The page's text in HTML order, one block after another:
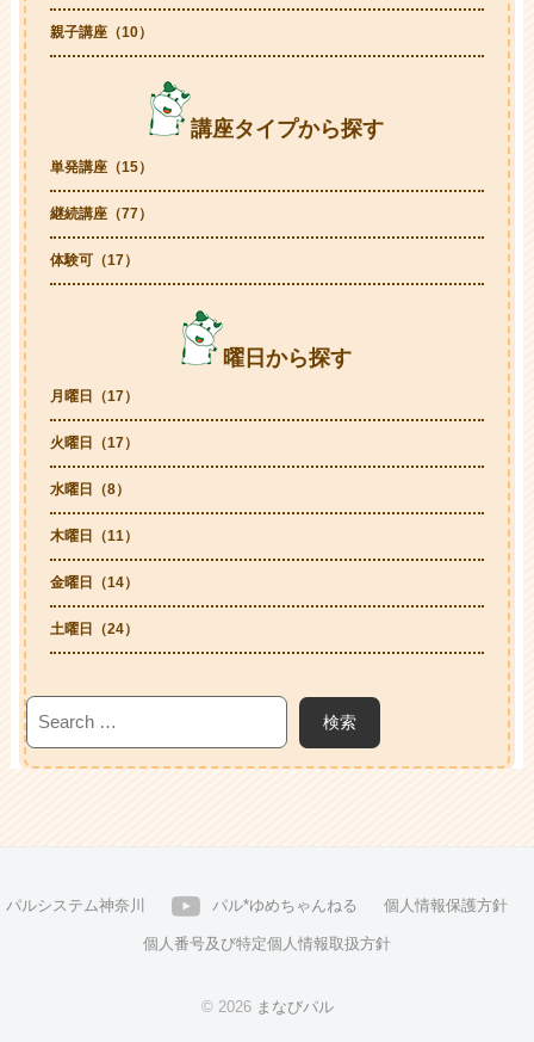
親子講座（10）
講座タイプから探す
単発講座（15）
継続講座（77）
体験可（17）
曜日から探す
月曜日（17）
火曜日（17）
水曜日（8）
木曜日（11）
金曜日（14）
土曜日（24）
パルシステム神奈川 パル*ゆめちゃんねる 個人情報保護方針
個人番号及び特定個人情報取扱方針
© 2026 まなびパル